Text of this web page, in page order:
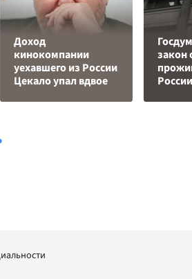
Доход
кинокомпании
уехавшего из России
Цекало упал вдвое
закон
России